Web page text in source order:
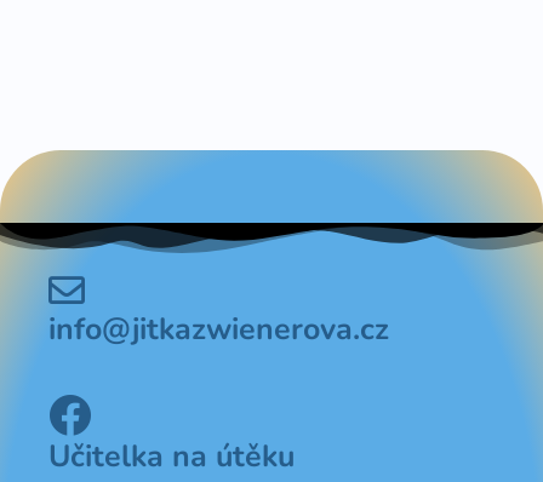
info@jitkazwienerova.cz
Učitelka na útěku